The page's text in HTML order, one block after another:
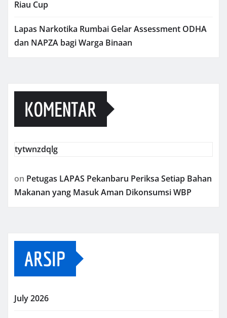
Riau Cup
Lapas Narkotika Rumbai Gelar Assessment ODHA
dan NAPZA bagi Warga Binaan
KOMENTAR
tytwnzdqlg
on Petugas LAPAS Pekanbaru Periksa Setiap Bahan
Makanan yang Masuk Aman Dikonsumsi WBP
ARSIP
July 2026